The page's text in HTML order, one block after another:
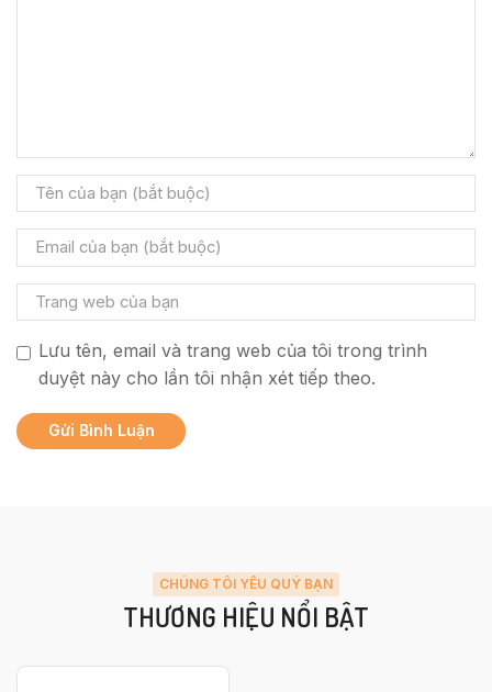
Lưu tên, email và trang web của tôi trong trình
duyệt này cho lần tôi nhận xét tiếp theo.
CHÚNG TÔI YÊU QUÝ BẠN
THƯƠNG HIỆU NỔI BẬT